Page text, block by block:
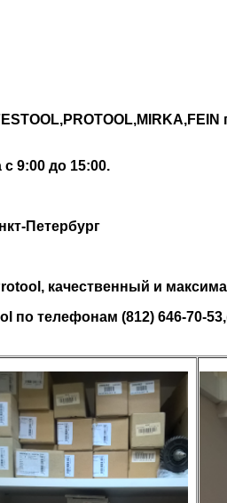
9:00 до 15:00.
Петербург
качественный и
телефонам (812) 646-70-